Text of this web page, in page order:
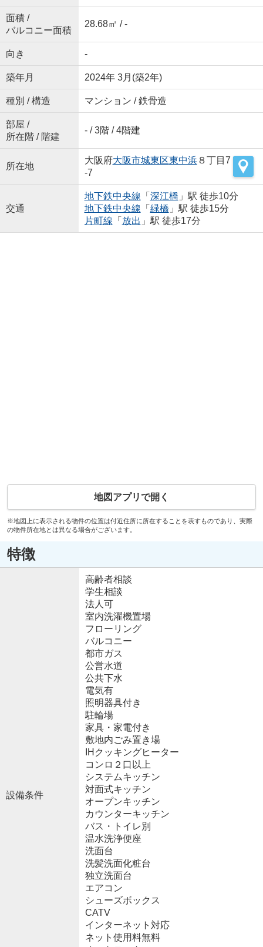
面積 /
バルコニー面積
28.68㎡ / -
向き -
築年月 2024年 3月(築2年)
種別 / 構造 マンション / 鉄骨造
部屋 /
所在階 / 階建
- / 3階 / 4階建
所在地
大阪府大阪市城東区東中浜８丁目7
-7
交通
地下鉄中央線 「 深江橋 」駅 徒歩10分
地下鉄中央線 「 緑橋 」駅 徒歩15分
片町線 「 放出 」駅 徒歩17分
地図アプリで開く
※地図上に表示される物件の位置は付近住所に所在することを表すものであり、実際
の物件所在地とは異なる場合がございます。
特徴
設備条件
高齢者相談
学生相談
法人可
室内洗濯機置場
フローリング
バルコニー
都市ガス
公営水道
公共下水
電気有
照明器具付き
駐輪場
家具・家電付き
敷地内ごみ置き場
IHクッキングヒーター
コンロ２口以上
システムキッチン
対面式キッチン
オープンキッチン
カウンターキッチン
バス・トイレ別
温水洗浄便座
洗面台
洗髪洗面化粧台
独立洗面台
エアコン
シューズボックス
CATV
インターネット対応
ネット使用料無料